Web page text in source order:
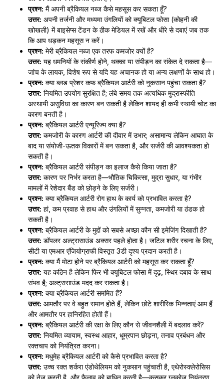
प्रश्न: मैं अपनी ब्रैकियल नब्ज कैसे महसूस कर सकता हूँ?
उत्तर: अपनी तर्जनी और मध्यमा उंगलियों को क्यूबिटल फोसा (कोहनी की
खोखली) में बाइसेप्स टेंडन के ठीक मेडियल में रखें और धीरे से दबाएं जब तक
कि आप धड़कन महसूस न करें।
प्रश्न: मेरी ब्रैकियल नब्ज एक तरफ कमजोर क्यों है?
उत्तर: यह धमनियों के संकीर्ण होने, थक्का या संपीड़न का संकेत दे सकता है—
जांच के लायक, विशेष रूप से यदि यह अचानक हो या अन्य लक्षणों के साथ हो।
प्रश्न: क्या ब्लड प्रेशर कफ ब्रैकियल आर्टरी को नुकसान पहुंचा सकता है?
उत्तर: नियमित उपयोग सुरक्षित है; लंबे समय तक अत्यधिक मुद्रास्फीति
अस्थायी असुविधा का कारण बन सकती है लेकिन शायद ही कभी स्थायी चोट का
कारण बनती है।
प्रश्न: ब्रैकियल आर्टरी एन्यूरिज्म क्या है?
उत्तर: कमजोरी के कारण आर्टरी की दीवार में उभार; असामान्य लेकिन आघात के
बाद या संयोजी-ऊतक विकारों में बन सकता है, और सर्जरी की आवश्यकता हो
सकती है।
प्रश्न: ब्रैकियल आर्टरी संपीड़न का इलाज कैसे किया जाता है?
उत्तर: कारण पर निर्भर करता है—भौतिक चिकित्सा, मुद्रा सुधार, या गंभीर
मामलों में रेशेदार बैंड को छोड़ने के लिए सर्जरी।
प्रश्न: क्या ब्रैकियल आर्टरी रोग हाथ के कार्य को प्रभावित करता है?
उत्तर: हां, कम प्रवाह से हाथ और उंगलियों में सुन्नता, कमजोरी या ठंडक हो
सकती है।
प्रश्न: ब्रैकियल आर्टरी के मुद्दों को सबसे अच्छा कौन सी इमेजिंग दिखाती है?
उत्तर: डॉपलर अल्ट्रासाउंड अक्सर पहले होता है। जटिल शरीर रचना के लिए,
सीटी या एमआर एंजियोग्राफी विस्तृत 3डी दृश्य प्रदान करती है।
प्रश्न: क्या मैं मोटा होने पर ब्रैकियल आर्टरी को महसूस कर सकता हूँ?
उत्तर: यह कठिन है लेकिन फिर भी क्यूबिटल फोसा में दृढ़, स्थिर दबाव के साथ
संभव है; अल्ट्रासाउंड मदद कर सकता है।
प्रश्न: क्या ब्रैकियल आर्टरी सममित हैं?
उत्तर: आमतौर पर वे बहुत समान होते हैं, लेकिन छोटे शारीरिक भिन्नताएं आम हैं
और आमतौर पर हानिरहित होती हैं।
प्रश्न: ब्रैकियल आर्टरी की रक्षा के लिए कौन से जीवनशैली में बदलाव करें?
उत्तर: नियमित व्यायाम, स्वस्थ आहार, धूम्रपान छोड़ना, तनाव प्रबंधन और
रक्तचाप को नियंत्रित करना।
प्रश्न: मधुमेह ब्रैकियल आर्टरी को कैसे प्रभावित करता है?
उत्तर: उच्च रक्त शर्करा एंडोथेलियम को नुकसान पहुंचाती है, एथेरोस्क्लेरोसिस
को तेज करती है, और फैलाव को बाधित करती है—कसकर ग्लूकोज नियंत्रण